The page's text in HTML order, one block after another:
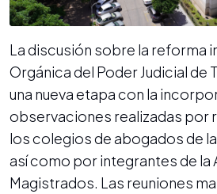
La discusión sobre la reforma
Orgánica del Poder Judicial de
una nueva etapa con la
observaciones realizadas por
los colegios de abogados de la
así como por integrantes de la
Magistrados. Las reuniones